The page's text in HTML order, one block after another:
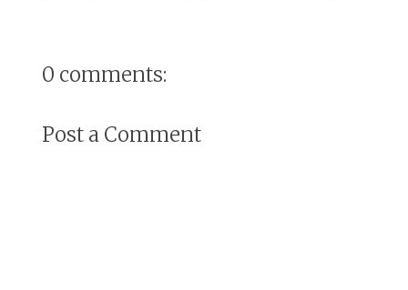
0 comments:
Post a Comment